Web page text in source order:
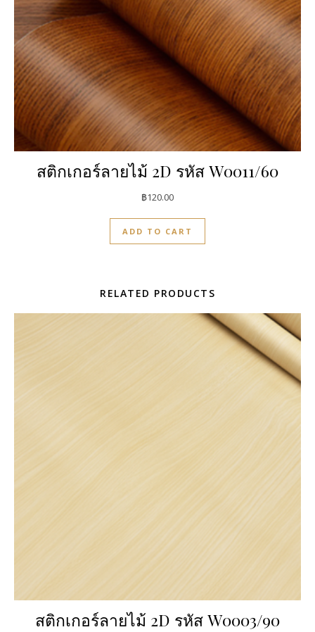
สติกเกอร์ลายไม้ 2D รหัส W0011/60
฿120.00
ADD TO CART
RELATED PRODUCTS
สติกเกอร์ลายไม้ 2D รหัส W0003/90